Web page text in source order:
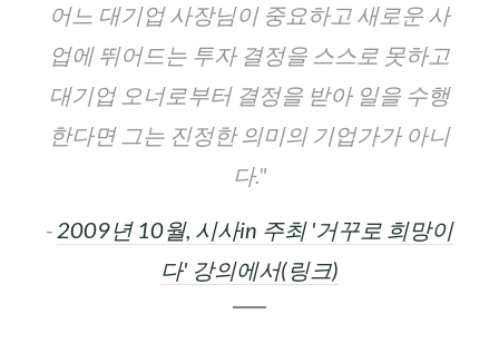
어느 대기업 사장님이 중요하고 새로운 사
업에 뛰어드는 투자 결정을 스스로 못하고
대기업 오너로부터 결정을 받아 일을 수행
한다면 그는 진정한 의미의 기업가가 아니
다."
- 2009년 10월, 시사in 주최 '거꾸로 희망이
다' 강의에서(링크)